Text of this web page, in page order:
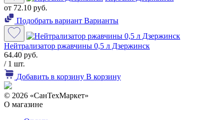
от 72.10 руб.
Подобрать вариант Варианты
Нейтрализатор ржавчины 0,5 л Дзержинск
64.40 руб.
/ 1 шт.
Добавить в корзину В корзину
© 2026 «СанТехМаркет»
О магазине